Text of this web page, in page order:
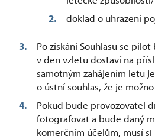
doklad o uhrazení
Po získání Souhlasu se
v den vzletu dostaví na
samotným zahájením letu
o ústní souhlas, že je
Pokud bude provozovatel
fotografovat a bude daný
komerčním účelům, musí